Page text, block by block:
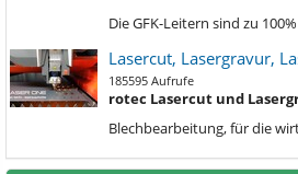
Die GFK-Leitern sind zu
Lasercut, Lasergravur,
185595 Aufrufe
rotec Lasercut und
Blechbearbeitung, für die